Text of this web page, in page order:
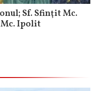
Sf. Sfinţit Mc.
Mc. Ipolit